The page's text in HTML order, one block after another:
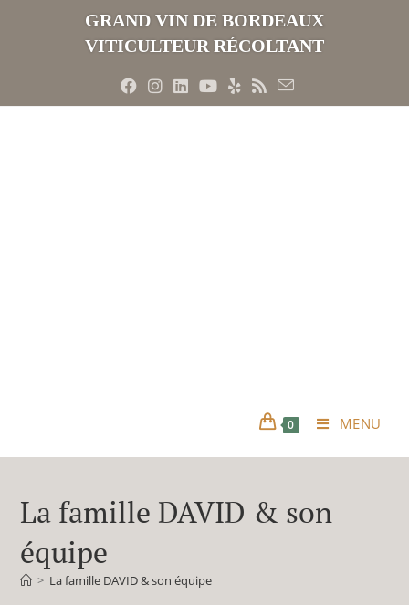
GRAND VIN DE BORDEAUX
VITICULTEUR RÉCOLTANT
0 MENU
La famille DAVID & son
équipe
> La famille DAVID & son équipe